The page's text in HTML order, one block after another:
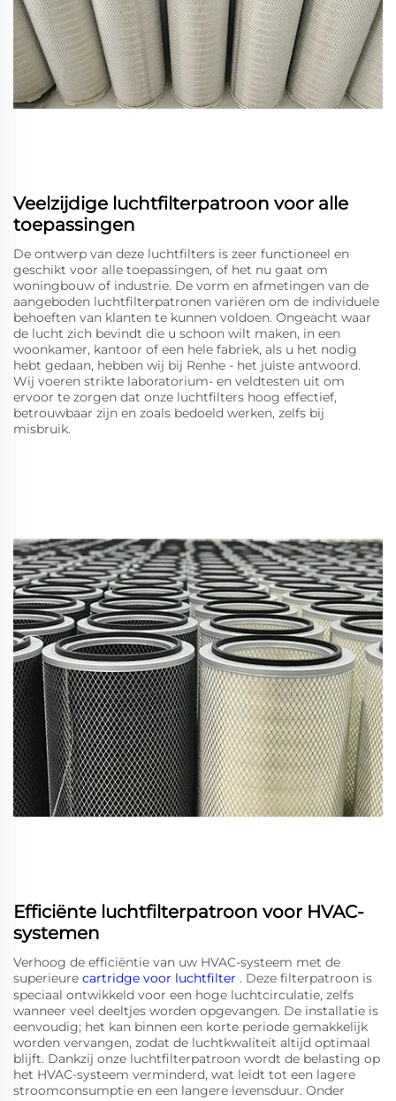
Veelzijdige luchtfilterpatroon voor alle
toepassingen
De ontwerp van deze luchtfilters is zeer functioneel en
geschikt voor alle toepassingen, of het nu gaat om
woningbouw of industrie. De vorm en afmetingen van de
aangeboden luchtfilterpatronen variëren om de individuele
behoeften van klanten te kunnen voldoen. Ongeacht waar
de lucht zich bevindt die u schoon wilt maken, in een
woonkamer, kantoor of een hele fabriek, als u het nodig
hebt gedaan, hebben wij bij Renhe - het juiste antwoord.
Wij voeren strikte laboratorium- en veldtesten uit om
ervoor te zorgen dat onze luchtfilters hoog effectief,
betrouwbaar zijn en zoals bedoeld werken, zelfs bij
misbruik.
Efficiënte luchtfilterpatroon voor HVAC-
systemen
Verhoog de efficiëntie van uw HVAC-systeem met de
superieure cartridge voor luchtfilter . Deze filterpatroon is
speciaal ontwikkeld voor een hoge luchtcirculatie, zelfs
wanneer veel deeltjes worden opgevangen. De installatie is
eenvoudig; het kan binnen een korte periode gemakkelijk
worden vervangen, zodat de luchtkwaliteit altijd optimaal
blijft. Dankzij onze luchtfilterpatroon wordt de belasting op
het HVAC-systeem verminderd, wat leidt tot een lagere
stroomconsumptie en een langere levensduur. Onder